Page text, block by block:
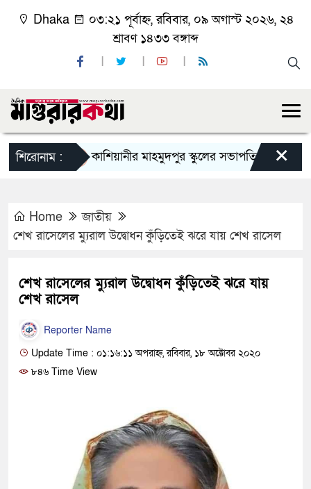
Dhaka
০৩:২১ পূর্বাহ্ন, রবিবার, ০৯ অগাস্ট ২০২৬, ২৪
শ্রাবণ ১৪৩৩ বঙ্গাব্দ
শিরোনাম : কাশিয়ানীর মাহমুদপুর স্কুলের সভাপতি হলেন গোবিন্দ
×
Home
জাতীয়
শেখ রাসেলের ম্যুরাল উদ্বোধন কুঁড়িতেই ঝরে যায় শেখ রাসেল
শেখ রাসেলের ম্যুরাল উদ্বোধন কুঁড়িতেই ঝরে যায়
শেখ রাসেল
Reporter Name
Update Time : ০১:১৬:১১ অপরাহ্ন, রবিবার, ১৮ অক্টোবর ২০২০
৮৪৬ Time View